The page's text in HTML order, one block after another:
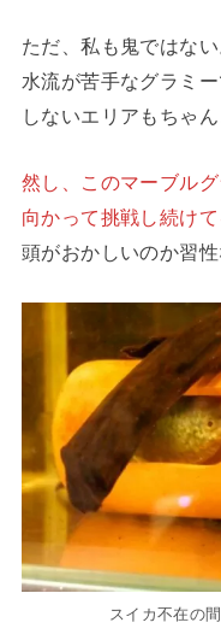
ただ、私も鬼ではない
水流が苦手なグラミ
しないエリアもちゃ
然し、このマーブル
向かって挑戦し続けて
頭がおかしいのか習
スイカ不在の